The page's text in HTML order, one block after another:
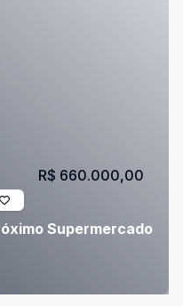
Supermercado
R$ 660.000,00